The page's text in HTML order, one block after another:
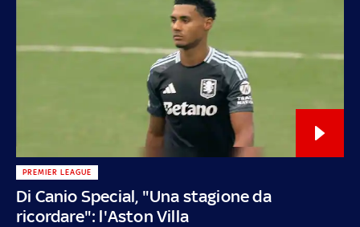
Di Canio Special, "Una stagione da
ricordare": l'Aston Villa
PREMIER LEAGUE